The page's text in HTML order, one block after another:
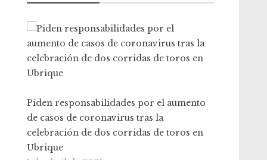
Piden responsabilidades por el aumento
de casos de coronavirus tras la
celebración de dos corridas de toros en
Ubrique